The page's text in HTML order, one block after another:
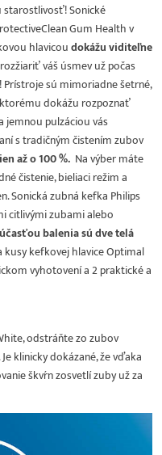
Sonické
Gum Health v
hlavicoudokážu viditeľne
váš úsmev už počas
sú mimoriadne šetrné,
dokážu rozpoznať
jemnou pulzáciou vás
s tradičným čistením zubov
až o 100 %. Na výber máte
čistenie, bieliaci režim a
Sonická zubná kefka Philips
citlivými zubami alebo
balenia sú dve telá
kusy kefkovej hlavice Optimal
vyhotovení a 2 praktické a
odstráňte zo zubov
klinicky dokázané, že vďaka
škvŕn zosvetlí zuby už za